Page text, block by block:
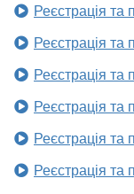
Реєстрація та
Реєстрація та
Реєстрація та
Реєстрація та
Реєстрація та
Реєстрація та